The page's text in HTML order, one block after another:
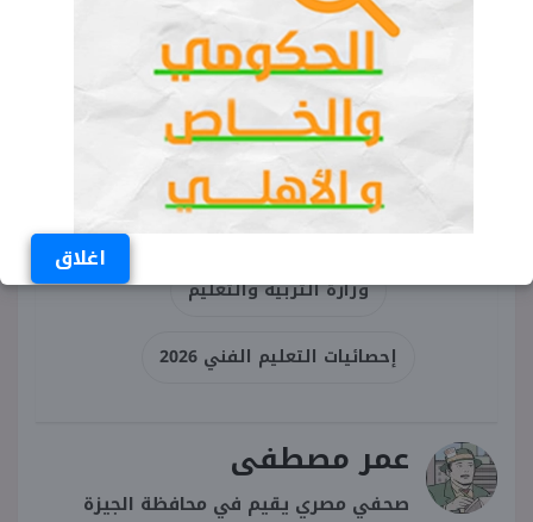
اغلاق
الكلمات المفتاحية
عدد طلبة الدبلومات 2026
عدد طلاب التعليم الفني 2026
امتحانات الدبلومات الفنية 2026
وزارة التربية والتعليم
إحصائيات التعليم الفني 2026
عمر مصطفى
صحفي مصري يقيم في محافظة الجيزة